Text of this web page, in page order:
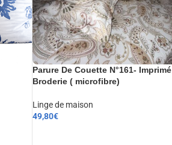
Parure De Couette N°161- Imprimé
Broderie ( microfibre)
Linge de maison
49,80€